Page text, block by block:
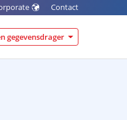
Contact
gegevensdrager